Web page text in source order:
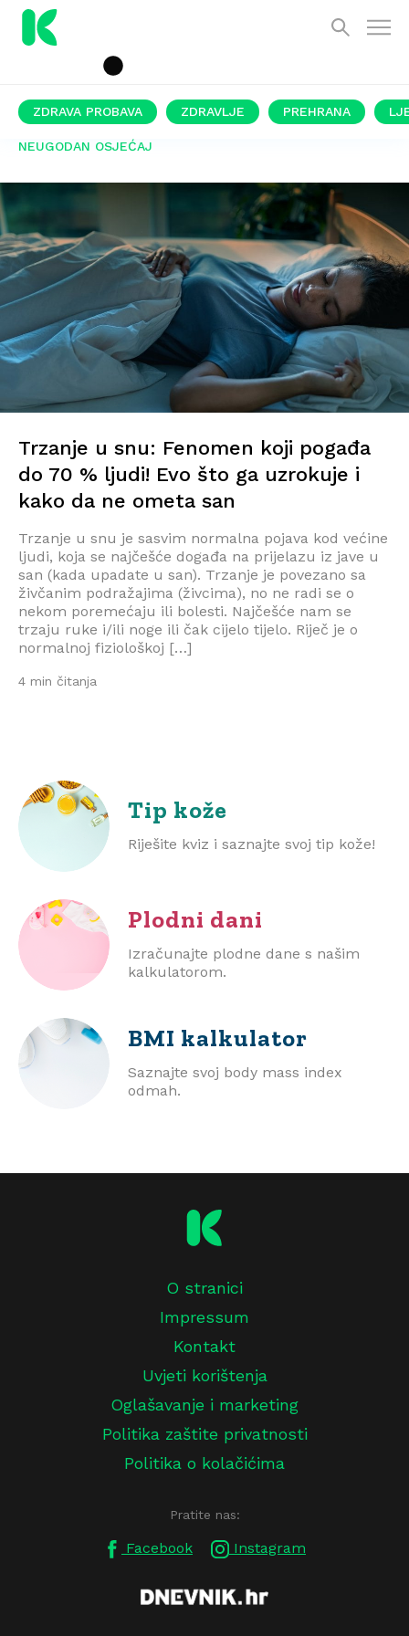
ZDRAVA PROBAVA ZDRAVLJE PREHRANA
NEUGODAN OSJEĆAJ
Trzanje u snu: Fenomen koji pogađa
do 70 % ljudi! Evo što ga uzrokuje i
kako da ne ometa san
Trzanje u snu je sasvim normalna pojava kod većine
ljudi, koja se najčešće događa na prijelazu iz jave u
san (kada upadate u san). Trzanje je povezano sa
živčanim podražajima (živcima), no ne radi se o
nekom poremećaju ili bolesti. Najčešće nam se
trzaju ruke i/ili noge ili čak cijelo tijelo. Riječ je o
normalnoj fiziološkoj […]
4 min čitanja
Tip kože
Riješite kviz i saznajte svoj tip kože!
Plodni dani
Izračunajte plodne dane s našim
kalkulatorom.
BMI kalkulator
Saznajte svoj body mass index
odmah.
O stranici
Impressum
Kontakt
Uvjeti korištenja
Oglašavanje i marketing
Politika zaštite privatnosti
Politika o kolačićima
Pratite nas:
Facebook Instagram